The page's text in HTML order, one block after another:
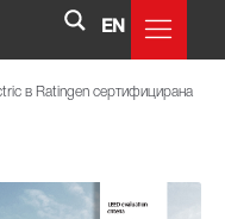
EN
в Ratingen сертифицирана